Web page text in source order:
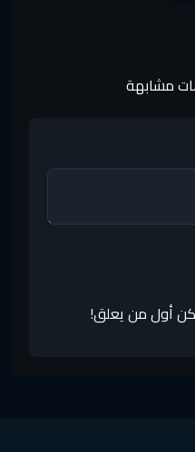
مشابهة
أول من يعلق!